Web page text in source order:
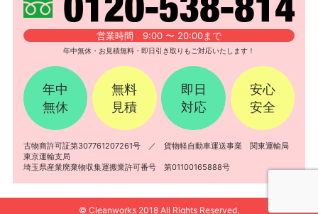
営業時間 9:00 〜 20:00まで
年中無休・お見積無料・即日引き取りもご対応いたします！
年中
無休
無料
見積
即日
対応
安心
安全
古物商許可証第307761207261号 ／ 貨物軽自動車運送事業 関東運輸局
東京運輸支局
埼玉県産業廃棄物収集運搬業許可番号 第01100165888号
© Cleanworks 2018 All Rights Reserved.